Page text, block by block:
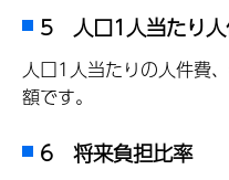
5 人口1人当たり人
人口1人当たりの人件費
額です。
6 将来負担比率